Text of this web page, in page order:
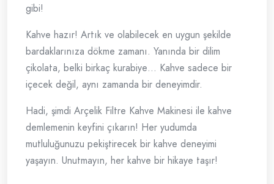
gibi!
Kahve hazır! Artık ve olabilecek en uygun şekilde
bardaklarınıza dökme zamanı. Yanında bir dilim
çikolata, belki birkaç kurabiye… Kahve sadece bir
içecek değil, aynı zamanda bir deneyimdir.
Hadi, şimdi Arçelik Filtre Kahve Makinesi ile kahve
demlemenin keyfini çıkarın! Her yudumda
mutluluğunuzu pekiştirecek bir kahve deneyimi
yaşayın. Unutmayın, her kahve bir hikaye taşır!